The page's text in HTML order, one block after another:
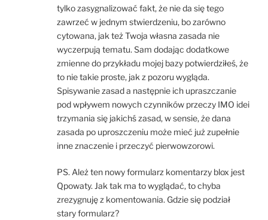
tylko zasygnalizować fakt, że nie da się tego
zawrzeć w jednym stwierdzeniu, bo zarówno
cytowana, jak też Twoja własna zasada nie
wyczerpują tematu. Sam dodając dodatkowe
zmienne do przykładu mojej bazy potwierdziłeś, że
to nie takie proste, jak z pozoru wygląda.
Spisywanie zasad a następnie ich upraszczanie
pod wpływem nowych czynników przeczy IMO idei
trzymania się jakichś zasad, w sensie, że dana
zasada po uproszczeniu może mieć już zupełnie
inne znaczenie i przeczyć pierwowzorowi.
PS. Ależ ten nowy formularz komentarzy blox jest
Qpowaty. Jak tak ma to wyglądać, to chyba
zrezygnuję z komentowania. Gdzie się podział
stary formularz?